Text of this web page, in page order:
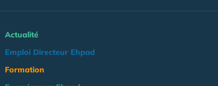
Actualité
Emploi Directeur Ehpad
Formation